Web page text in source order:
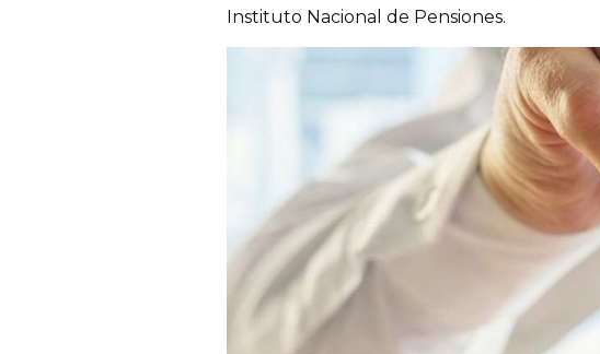
Instituto Nacional de Pensiones.